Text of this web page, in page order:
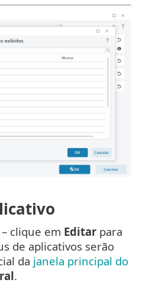
– clique em Editar para
de aplicativos serão
da janela principal do
.